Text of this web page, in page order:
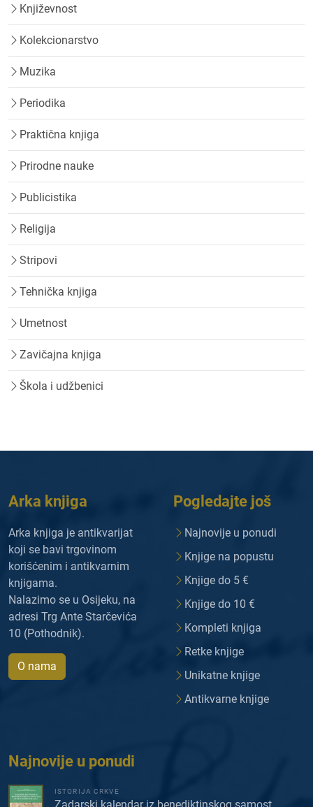
Književnost
Kolekcionarstvo
Muzika
Periodika
Praktična knjiga
Prirodne nauke
Publicistika
Religija
Stripovi
Tehnička knjiga
Umetnost
Zavičajna knjiga
Škola i udžbenici
Arka knjiga
Arka knjiga je antikvarijat
koji se bavi trgovinom
korišćenim i antikvarnim
knjigama.
Nalazimo se u Osijeku, na
adresi Trg Ante Starčevića
10 (Pothodnik).
O nama
Pogledajte još
Najnovije u ponudi
Knjige na popustu
Knjige do 5 €
Knjige do 10 €
Kompleti knjiga
Retke knjige
Unikatne knjige
Antikvarne knjige
Najnovije u ponudi
ISTORIJA CRKVE